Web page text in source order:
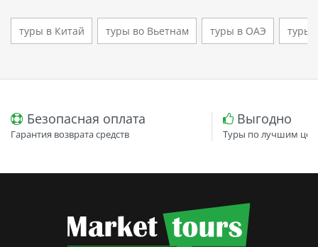
туры в Китай туры во Вьетнам туры в ОАЭ туры
Безопасная оплата
Гарантия возврата средств
Выгодно
Туры по лучшим